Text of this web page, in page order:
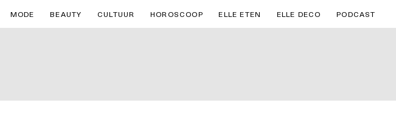
MODE BEAUTY CULTUUR HOROSCOOP ELLE ETEN ELLE DECO PODCAST